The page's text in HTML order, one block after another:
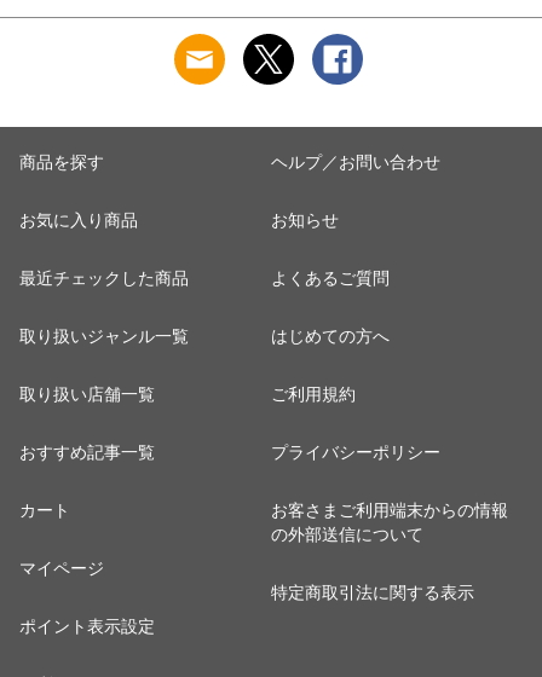
商品を探す
お気に入り商品
最近チェックした商品
取り扱いジャンル一覧
取り扱い店舗一覧
おすすめ記事一覧
カート
マイページ
ポイント表示設定
ヘルプ／お問い合わせ
お知らせ
よくあるご質問
はじめての方へ
ご利用規約
プライバシーポリシー
お客さまご利用端末からの情報
の外部送信について
特定商取引法に関する表示